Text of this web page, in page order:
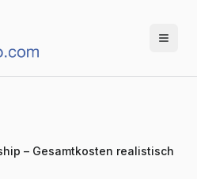
– Gesamtkosten realistisch